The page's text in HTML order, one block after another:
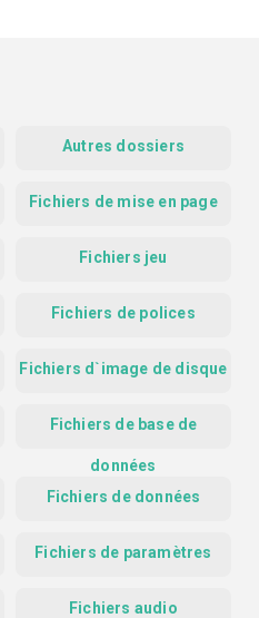
Autres dossiers
Fichiers de mise en page
Fichiers jeu
Fichiers de polices
Fichiers d`image de disque
Fichiers de base de
données
Fichiers de données
Fichiers de paramètres
Fichiers audio